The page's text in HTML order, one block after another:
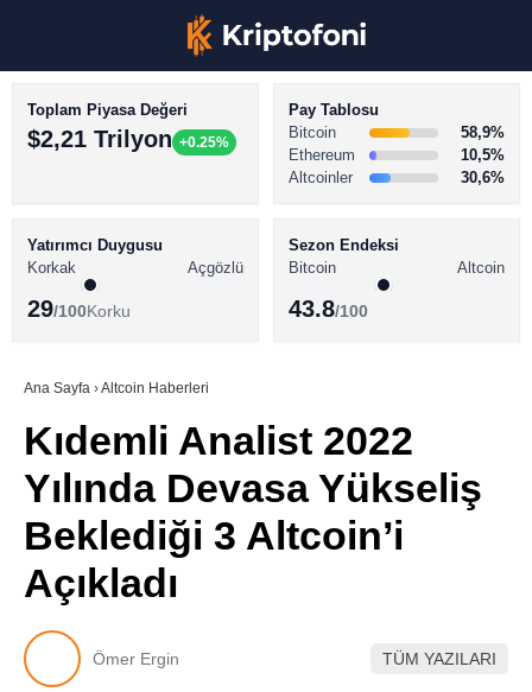
Youtube
TikTok
BİTCOİN HABERLERİ
ALTCOİN HABERLERİ
SÖZLÜK
Toplam Piyasa Değeri
$2,21 Trilyon +0.25%
Pay Tablosu
Bitcoin
58,9%
Ethereum
10,5%
Altcoinler
30,6%
Yatırımcı Duygusu
Korkak
Açgözlü
29/100Korku
Sezon Endeksi
Bitcoin
Altcoin
43.8/100
Ana Sayfa ›Altcoin Haberleri
Kıdemli Analist 2022
Yılında Devasa Yükseliş
Beklediği 3 Altcoin’i
Açıkladı
Ömer Ergin TÜM YAZILARI